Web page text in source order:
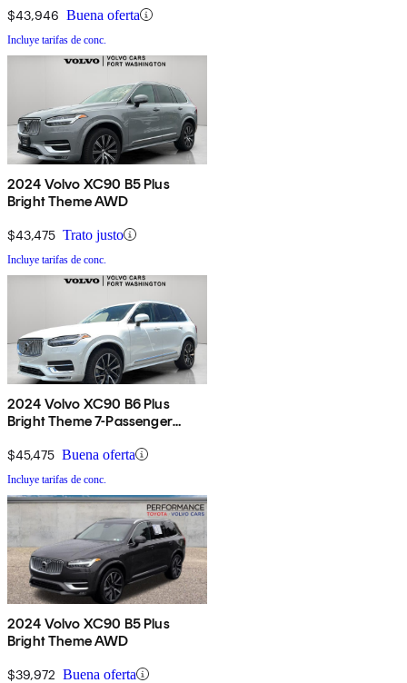
$43,946 Buena oferta
Incluye tarifas de conc.
2024 Volvo XC90 B5 Plus
Bright Theme AWD
$43,475 Trato justo
Incluye tarifas de conc.
2024 Volvo XC90 B6 Plus
Bright Theme 7-Passenger
$45,475 Buena oferta
Incluye tarifas de conc.
2024 Volvo XC90 B5 Plus
Bright Theme AWD
$39,972 Buena oferta